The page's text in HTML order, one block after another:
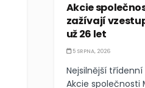
Akcie
zažívají
už 26 let
5 SRPNA, 2026
Nejsilnější
Akcie společnosti